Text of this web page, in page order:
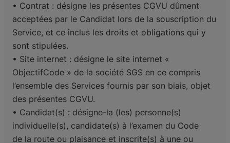
• Contrat : désigne les présentes CGVU dûment
acceptées par le Candidat lors de la souscription du
Service, et ce inclus les droits et obligations qui y
sont stipulées.
• Site internet : désigne le site internet «
ObjectifCode » de la société SGS en ce compris
l’ensemble des Services fournis par son biais, objet
des présentes CGVU.
• Candidat(s) : désigne-la (les) personne(s)
individuelle(s), candidate(s) à l’examen du Code
de la route ou plaisance et inscrite(s) à une ou